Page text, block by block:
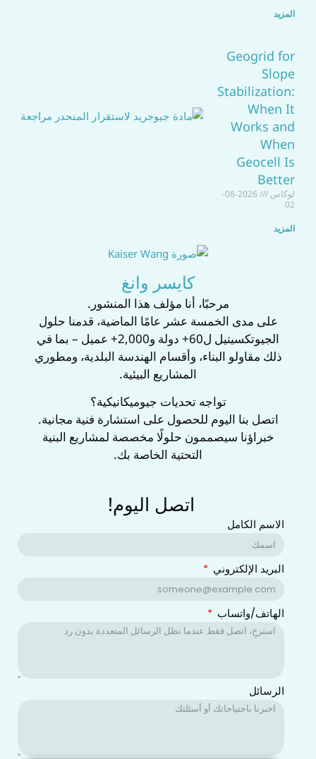
المزيد
Geogrid for
Slope
Stabilization:
When It
Works and
When
Geocell Is
Better
لوكاس
2026-08-
02
المزيد
كايسر وانغ
‌مرحبًا، أنا مؤلف هذا المنشور.‌
على مدى الخمسة عشر عامًا الماضية، قدمنا حلول
الجيوتكسيتيل ل‌60+ دولة‌ و‌2,000+ عميل‌ – بما في
ذلك مقاولو البناء، وأقسام الهندسة البلدية، ومطوري
المشاريع البيئية.
‌تواجه تحديات جيوميكانيكية؟‌
اتصل بنا اليوم للحصول على ‌استشارة فنية مجانية‌.
خبراؤنا سيصممون حلولًا مخصصة لمشاريع البنية
التحتية الخاصة بك.
اتصل اليوم!
الاسم الكامل
البريد الإلكتروني
الهاتف/واتساب
الرسائل